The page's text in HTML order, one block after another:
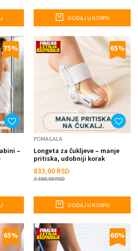
DODAJ U KORPU
75%
–
65%
POMAGALA
Longeta za čukljeve – manje
pritiska, udobniji korak
833,00 RSD
2.380,00RSD
DODAJ U KORPU
65% 60%